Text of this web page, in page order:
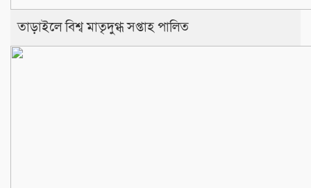
তাড়াইলে বিশ্ব মাতৃদুগ্ধ সপ্তাহ পালিত